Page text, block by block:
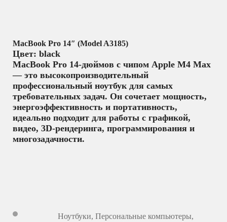
MacBook Pro 14″ (Model A3185)
Цвет: black
MacBook Pro 14-дюймов с чипом Apple M4 Max
— это высокопроизводительный
профессиональный ноутбук для самых
требовательных задач. Он сочетает мощность,
энергоэффективность и портативность,
идеально подходит для работы с графикой,
видео, 3D-рендеринга, программирования и
многозадачности.
Ноутбуки, Персональные компьютеры,